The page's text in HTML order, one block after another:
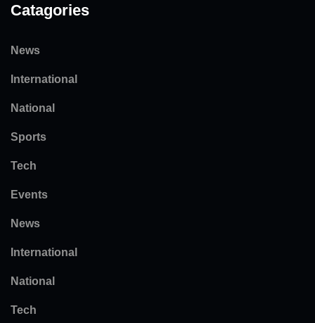
Catagories
News
International
National
Sports
Tech
Events
News
International
National
Tech